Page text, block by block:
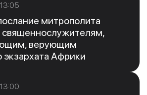
митрополита
священнослужителям,
верующим
экзархата Африки